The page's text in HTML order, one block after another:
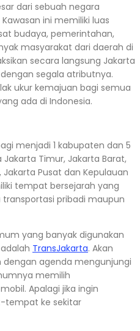
dari sebuah negara
ini memiliki luas
budaya, pemerintahan,
masyarakat dari daerah di
secara langsung Jakarta
segala atributnya.
ukur kemajuan bagi semua
ada di Indonesia.
menjadi 1 kabupaten dan 5
Timur, Jakarta Barat,
Pusat dan Kepulauan
tempat bersejarah yang
pribadi maupun
yang banyak digunakan
TransJakarta. Akan
agenda mengunjungi
memilih
Apalagi jika ingin
tempat ke sekitar